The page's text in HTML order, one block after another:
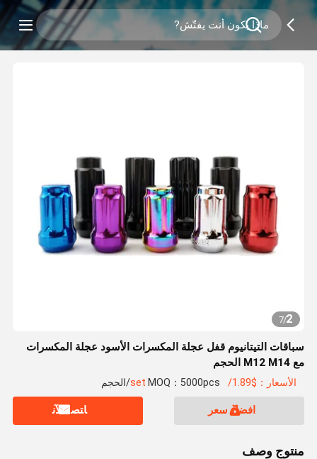
2
/
7
سباقات التيتانيوم قفل عجلة المكسرات الأسود عجلة المكسرات
مع M12 M14 الحجم
الأسعار：$1.89/set MOQ：5000pcs/الحجم
افضل سعر ﺎﺘﺼﻟ ﺍﻶﻧ
منتوج وصف